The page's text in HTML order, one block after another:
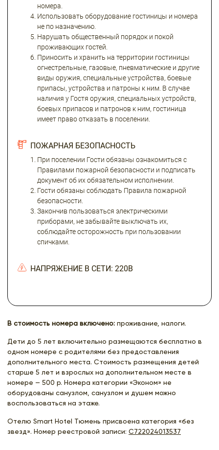
номера.
Использовать оборудование гостиницы и номера
не по назначению.
Нарушать общественный порядок и покой
проживающих гостей.
Приносить и хранить на территории гостиницы
огнестрельные, газовые, пневматические и другие
виды оружия, специальные устройства, боевые
припасы, устройства и патроны к ним. В случае
наличия у Гостя оружия, специальных устройств,
боевых припасов и патронов к ним, гостиница
имеет право отказать в поселении.
ПОЖАРНАЯ БЕЗОПАСНОСТЬ
При поселении Гости обязаны ознакомиться с
Правилами пожарной безопасности и подписать
документ об их обязательном исполнении.
Гости обязаны соблюдать Правила пожарной
безопасности.
Закончив пользоваться электрическими
приборами, не забывайте выключать их,
соблюдайте осторожность при пользовании
спичками.
НАПРЯЖЕНИЕ В СЕТИ: 220В
В стоимость номера включено: проживание, налоги.
Дети до 5 лет включительно размещаются бесплатно в
одном номере с родителями без предоставления
дополнительного места. Стоимость размещения детей
старше 5 лет и взрослых на дополнительном месте в
номере — 500 р. Номера категории «Эконом» не
оборудованы санузлом, санузлом и душем можно
воспользоваться на этаже.
Отелю Smart Hotel Тюмень присвоена категория «без
звезд». Номер реестровой записи: С722024013537